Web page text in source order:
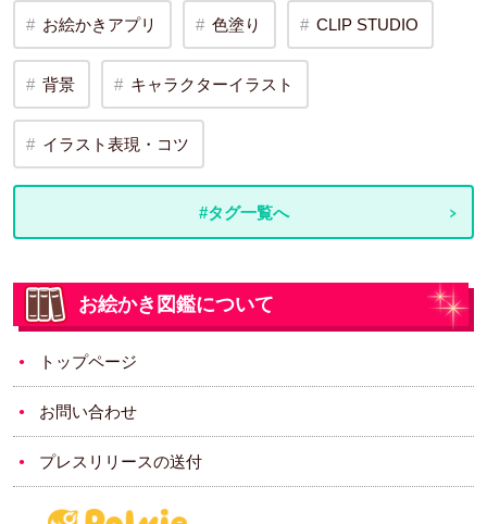
お絵かきアプリ 色塗り CLIP STUDIO
背景 キャラクターイラスト
イラスト表現・コツ
#タグ一覧へ
お絵かき図鑑について
トップページ
お問い合わせ
プレスリリースの送付